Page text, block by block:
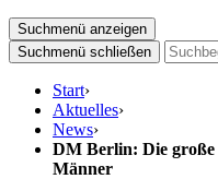
Suchmenü anzeigen
Suchmenü schließen
Start›
Aktuelles›
News›
DM Berlin: Die große
Männer